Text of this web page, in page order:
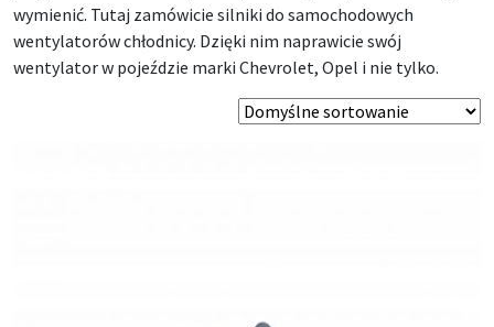
wymienić. Tutaj zamówicie silniki do samochodowych
wentylatorów chłodnicy. Dzięki nim naprawicie swój
wentylator w pojeździe marki Chevrolet, Opel i nie tylko.